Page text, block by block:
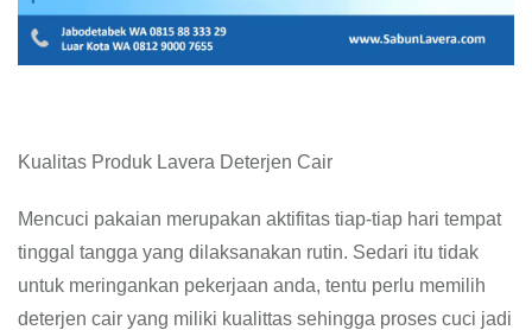
Kualitas Produk Lavera Deterjen Cair
Mencuci pakaian merupakan aktifitas tiap-tiap hari tempat
tinggal tangga yang dilaksanakan rutin. Sedari itu tidak
untuk meringankan pekerjaan anda, tentu perlu memilih
deterjen cair yang miliki kualittas sehingga proses cuci jadi